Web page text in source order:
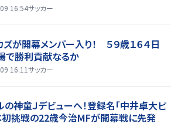
16:54サッカー
ズが開幕メンバー入り！ ５９歳１６４日
で勝利貢献なるか
16:11サッカー
の神童Ｊデビューへ！登録名「中井卓大ピ
初挑戦の22歳今治MFが開幕戦に先発